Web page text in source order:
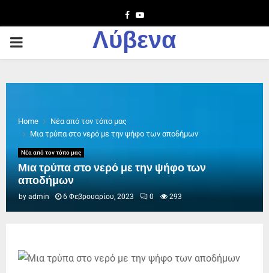
Facebook
Youtube
PRIMARY
Λύβενα
Home
Νέα από τον τόπο μας
Μια τρύπα στο νερό με την ψήφο των αποδήμων
Νέα από τον τόπο μας
Μια τρύπα στο νερό με την ψήφο των
αποδήμων
by admin 6 Φεβρουαρίου, 2023 0 293